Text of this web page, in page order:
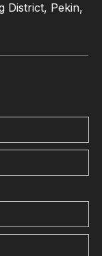
District, Pekin,